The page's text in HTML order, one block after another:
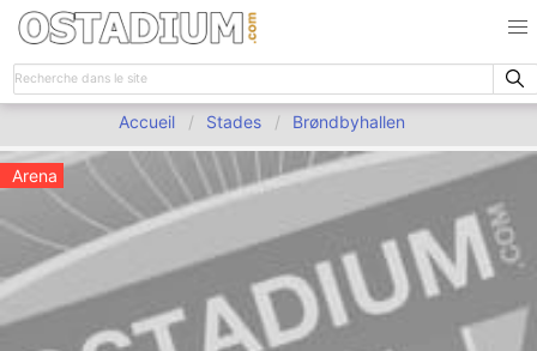
Accueil Stades Brøndbyhallen
Arena